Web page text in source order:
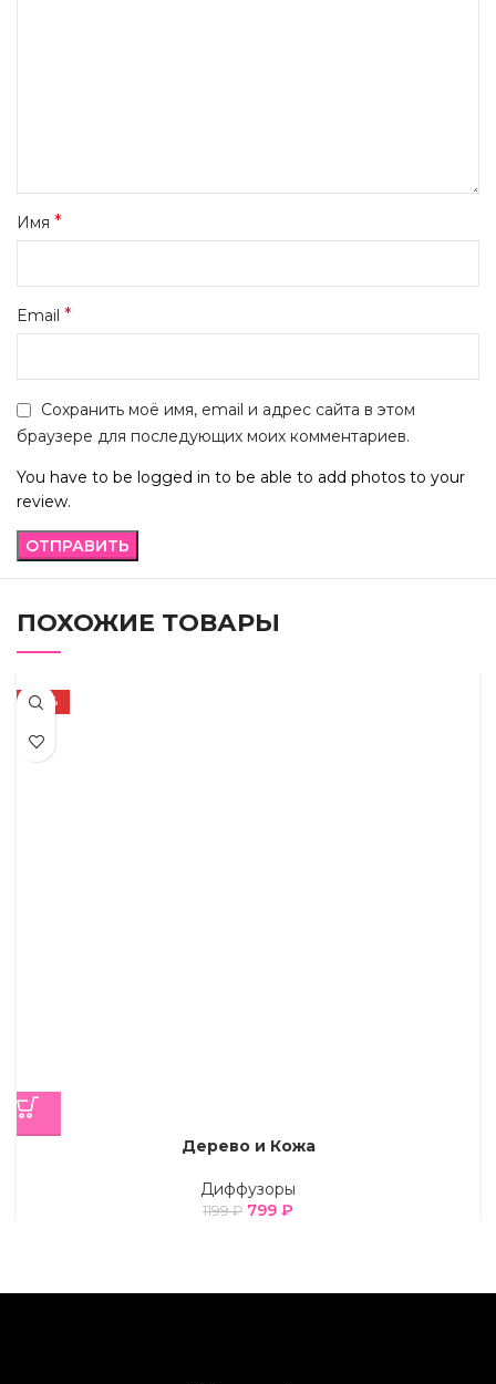
Имя *
Email *
Сохранить моё имя, email и адрес сайта в этом
браузере для последующих моих комментариев.
You have to be logged in to be able to add photos to your
review.
ПОХОЖИЕ ТОВАРЫ
-33%
Дерево и Кожа
Диффузоры
1199₽ 799 ₽